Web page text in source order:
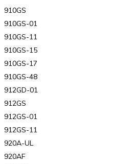
910GS
910GS-01
910GS-11
910GS-15
910GS-17
910GS-48
912GD-01
912GS
912GS-01
912GS-11
920A-UL
920AF